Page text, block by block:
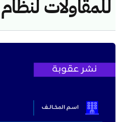
للمقاولات